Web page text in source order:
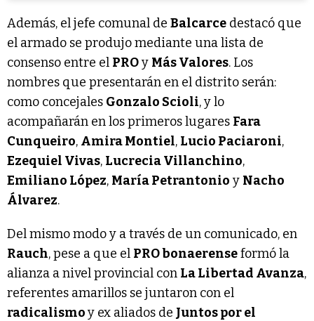
Además, el jefe comunal de Balcarce destacó que
el armado se produjo mediante una lista de
consenso entre el PROy Más Valores. Los
nombres que presentarán en el distrito serán:
como concejales Gonzalo Scioli, y lo
acompañarán en los primeros lugares Fara
Cunqueiro, Amira Montiel, Lucio Paciaroni,
Ezequiel Vivas, Lucrecia Villanchino,
Emiliano López, María Petrantonio y Nacho
Álvarez.
Del mismo modo y a través de un comunicado, en
Rauch, pese a que el PRO bonaerenseformó la
alianza a nivel provincial con La Libertad Avanza,
referentes amarillos se juntaron con el
radicalismoy ex aliados de Juntos por el